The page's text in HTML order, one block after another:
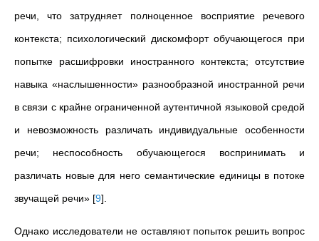
речи, что затрудняет полноценное восприятие речевого
контекста; психологический дискомфорт обучающегося при
попытке расшифровки иностранного контекста; отсутствие
навыка «наслышенности» разнообразной иностранной речи
в связи с крайне ограниченной аутентичной языковой средой
и невозможность различать индивидуальные особенности
речи; неспособность обучающегося воспринимать и
различать новые для него семантические единицы в потоке
звучащей речи» [9]
Однако исследователи не оставляют попыток решить вопрос